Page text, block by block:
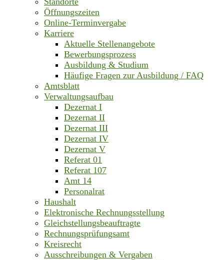
Öffnungszeiten
Online-Terminvergabe
Karriere
Aktuelle Stellenangebote
Bewerbungsprozess
Ausbildung & Studium
Häufige Fragen zur Ausbildung / FAQ
Amtsblatt
Verwaltungsaufbau
Dezernat I
Dezernat II
Dezernat III
Dezernat IV
Dezernat V
Referat 01
Referat 107
Amt 14
Personalrat
Haushalt
Elektronische Rechnungsstellung
Gleichstellungsbeauftragte
Rechnungsprüfungsamt
Kreisrecht
Ausschreibungen & Vergaben